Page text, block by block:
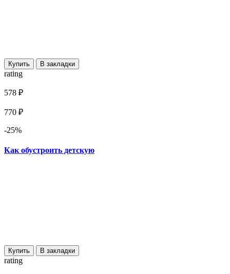
Купить В закладки
rating
578 ₽
770 ₽
-25%
Как обустроить детскую
Купить В закладки
rating